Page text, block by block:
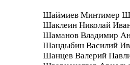
Шаймиев Минтимер
Шаклеин Николай
Шаманов Владимир
Шандыбин Василий
Шанцев Валерий